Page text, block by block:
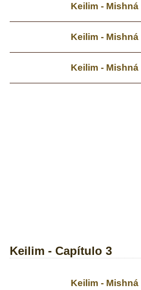
Keilim - Mishná
Keilim - Mishná
Keilim - Mishná
Keilim - Capítulo 3
Keilim - Mishná